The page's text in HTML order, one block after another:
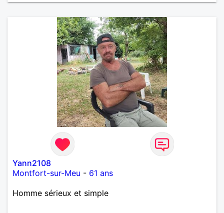
Yann2108
Montfort-sur-Meu - 61 ans
Homme sérieux et simple